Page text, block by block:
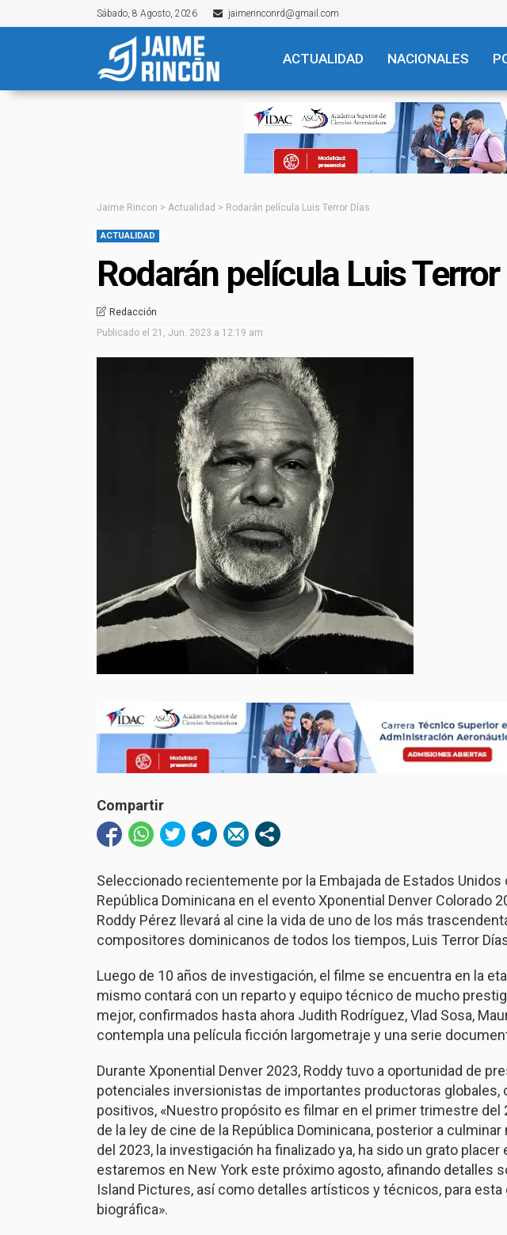
Sábado, 8 Agosto, 2026 jaimerinconrd@gmail.com
ACTUALIDAD NACIONALES
Jaime Rincon > Actualidad > Rodarán película Luis Terror Días
ACTUALIDAD
Rodarán película Luis
Redacción
Publicado el 21, Jun. 2023 a 12:19 am
Compartir
Seleccionado recientemente por la Embajada de Estados
República Dominicana en el evento Xponential Denver Colorado
Roddy Pérez llevará al cine la vida de uno de los más
compositores dominicanos de todos los tiempos, Luis Terror
Luego de 10 años de investigación, el filme se encuentra en la
mismo contará con un reparto y equipo técnico de mucho
mejor, confirmados hasta ahora Judith Rodríguez, Vlad Sosa,
contempla una película ficción largometraje y una serie
Durante Xponential Denver 2023, Roddy tuvo a oportunidad de
potenciales inversionistas de importantes productoras globales,
positivos, «Nuestro propósito es filmar en el primer trimestre del
de la ley de cine de la República Dominicana, posterior a
del 2023, la investigación ha finalizado ya, ha sido un grato
estaremos en New York este próximo agosto, afinando detalles
Island Pictures, así como detalles artísticos y técnicos, para esta
biográfica».